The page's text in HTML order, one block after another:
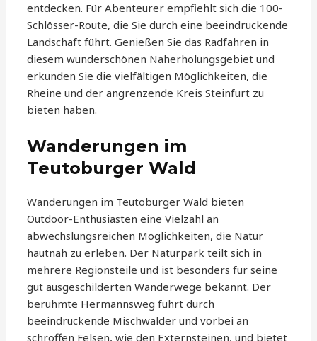
entdecken. Für Abenteurer empfiehlt sich die 100-
Schlösser-Route, die Sie durch eine beeindruckende
Landschaft führt. Genießen Sie das Radfahren in
diesem wunderschönen Naherholungsgebiet und
erkunden Sie die vielfältigen Möglichkeiten, die
Rheine und der angrenzende Kreis Steinfurt zu
bieten haben.
Wanderungen im
Teutoburger Wald
Wanderungen im Teutoburger Wald bieten
Outdoor-Enthusiasten eine Vielzahl an
abwechslungsreichen Möglichkeiten, die Natur
hautnah zu erleben. Der Naturpark teilt sich in
mehrere Regionsteile und ist besonders für seine
gut ausgeschilderten Wanderwege bekannt. Der
berühmte Hermannsweg führt durch
beeindruckende Mischwälder und vorbei an
schroffen Felsen, wie den Externsteinen, und bietet